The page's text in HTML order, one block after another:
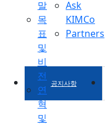
말
목
표
및
비
전
연
혁
및
Ask
KIMCo
Partners
공지사항